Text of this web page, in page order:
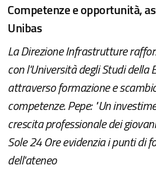
Competenze e opportunità,
Unibas
La Direzione Infrastrutture
con l'Università degli Studi della
attraverso formazione e
competenze. Pepe: "Un
crescita professionale dei
Sole 24 Ore evidenzia i punti di
dell'ateneo